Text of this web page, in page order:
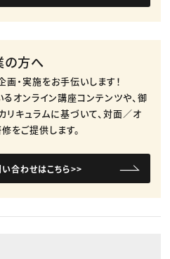
方へ
・実施をお手伝いします！
オンライン講座コンテンツや、御
キュラムに基づいて、対面／オ
をご提供します。
合わせはこちら>>